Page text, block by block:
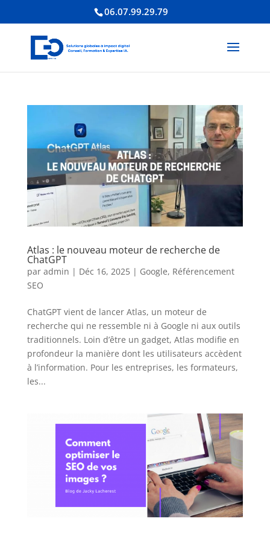
06.07.99.29.79
Atlas : le nouveau moteur de recherche de
ChatGPT
par admin | Déc 16, 2025| Google, Référencement
SEO
ChatGPT vient de lancer Atlas, un moteur de
recherche qui ne ressemble ni à Google ni aux outils
traditionnels. Loin d’être un gadget, Atlas modifie en
profondeur la manière dont les utilisateurs accèdent
à l’information. Pour les entreprises, les formateurs,
les...